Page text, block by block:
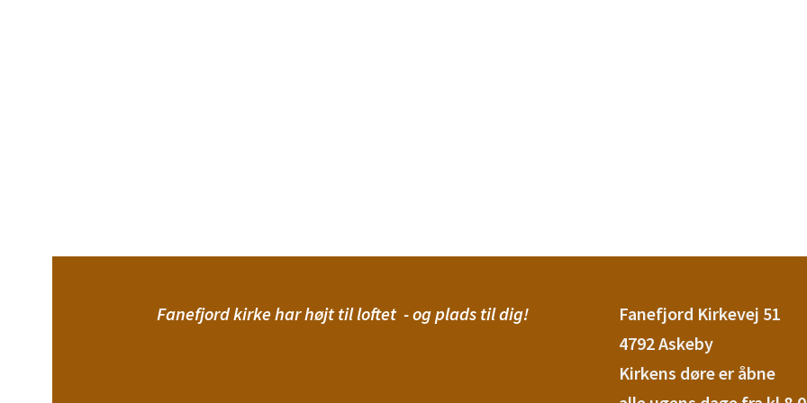
Fanefjord kirke har højt til loftet - og plads til dig!
Fanefjord Kirkevej 51
4792 Askeby
Kirkens døre er åbne